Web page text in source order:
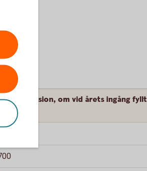
på pension, om vid årets ingång fyllt